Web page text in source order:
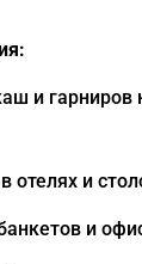
и гарниров
отелях и
и